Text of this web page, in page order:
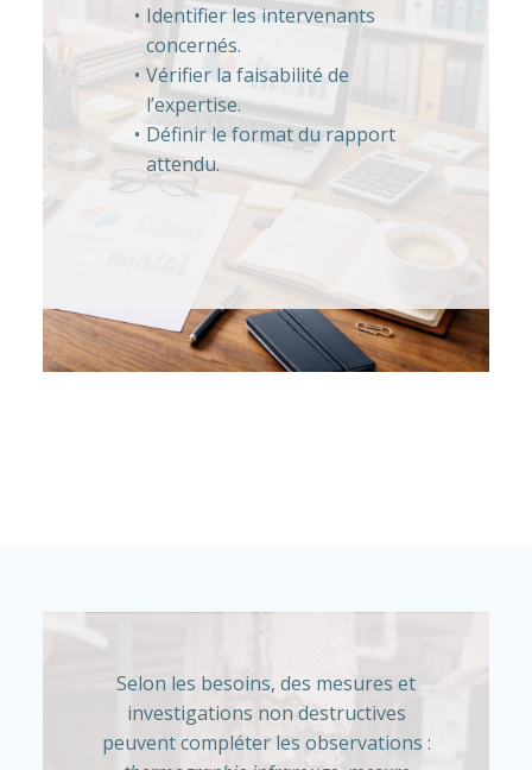
Identifier les intervenants
concernés.
Vérifier la faisabilité de
l’expertise.
Définir le format du rapport
attendu.
Selon les besoins, des mesures et
investigations non destructives
peuvent compléter les observations :